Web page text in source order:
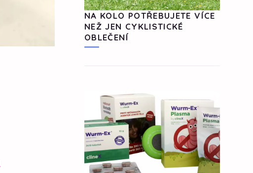
NA KOLO POTŘEBUJETE VÍCE
NEŽ JEN CYKLISTICKÉ
OBLEČENÍ